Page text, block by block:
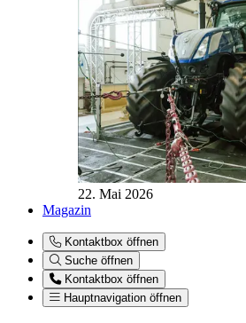
22. Mai 2026
Magazin
Kontaktbox öffnen
Suche öffnen
Kontaktbox öffnen
Hauptnavigation öffnen